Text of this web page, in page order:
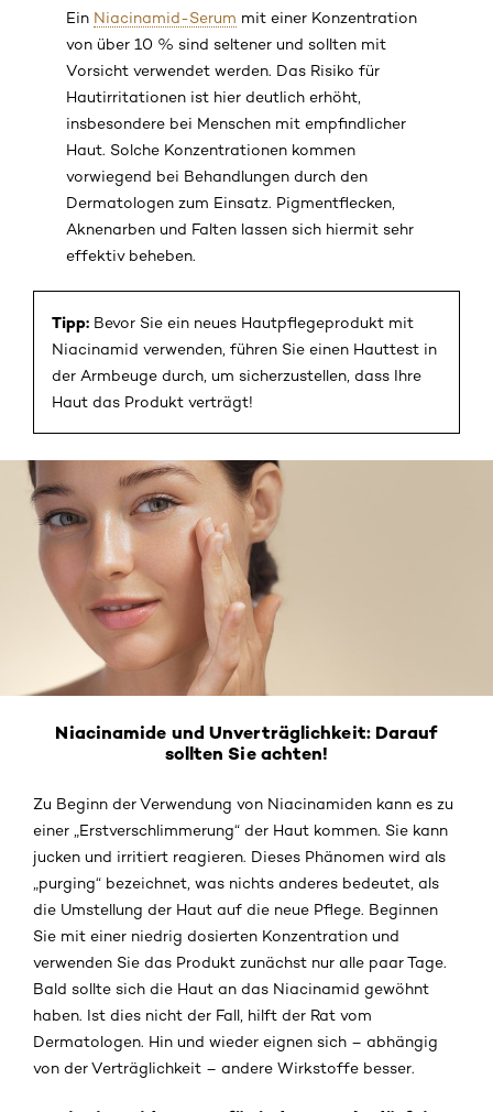
Ein Niacinamid-Serum mit einer Konzentration
von über 10 % sind seltener und sollten mit
Vorsicht verwendet werden. Das Risiko für
Hautirritationen ist hier deutlich erhöht,
insbesondere bei Menschen mit empfindlicher
Haut. Solche Konzentrationen kommen
vorwiegend bei Behandlungen durch den
Dermatologen zum Einsatz. Pigmentflecken,
Aknenarben und Falten lassen sich hiermit sehr
effektiv beheben.
Tipp: Bevor Sie ein neues Hautpflegeprodukt mit
Niacinamid verwenden, führen Sie einen Hauttest in
der Armbeuge durch, um sicherzustellen, dass Ihre
Haut das Produkt verträgt!
Niacinamide und Unverträglichkeit: Darauf
sollten Sie achten!
Zu Beginn der Verwendung von Niacinamiden kann es zu
einer „Erstverschlimmerung“ der Haut kommen. Sie kann
jucken und irritiert reagieren. Dieses Phänomen wird als
„purging“ bezeichnet, was nichts anderes bedeutet, als
die Umstellung der Haut auf die neue Pflege. Beginnen
Sie mit einer niedrig dosierten Konzentration und
verwenden Sie das Produkt zunächst nur alle paar Tage.
Bald sollte sich die Haut an das Niacinamid gewöhnt
haben. Ist dies nicht der Fall, hilft der Rat vom
Dermatologen. Hin und wieder eignen sich – abhängig
von der Verträglichkeit – andere Wirkstoffe besser.